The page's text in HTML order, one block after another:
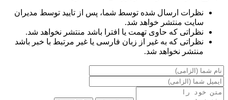
نظرات ارسال شده توسط شما، پس از تایید توسط مدیران
سایت منتشر خواهد شد.
نظراتی که حاوی تهمت یا افترا باشد منتشر نخواهد شد.
نظراتی که به غیر از زبان فارسی یا غیر مرتبط با خبر باشد
منتشر نخواهد شد.